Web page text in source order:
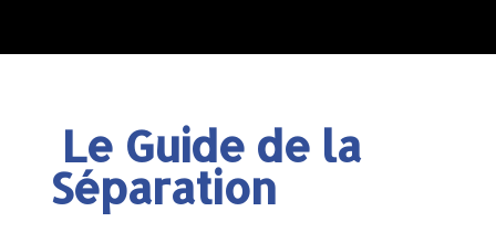
Le Guide de la
Séparation